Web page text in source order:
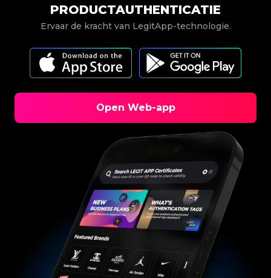
PRODUCTAUTHENTICATIE
Ervaar de kracht van LegitApp-technologie.
Open Web-app